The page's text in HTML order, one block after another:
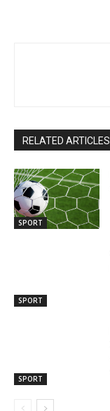
RELATED ARTICLES
SPORT
SPORT
SPORT